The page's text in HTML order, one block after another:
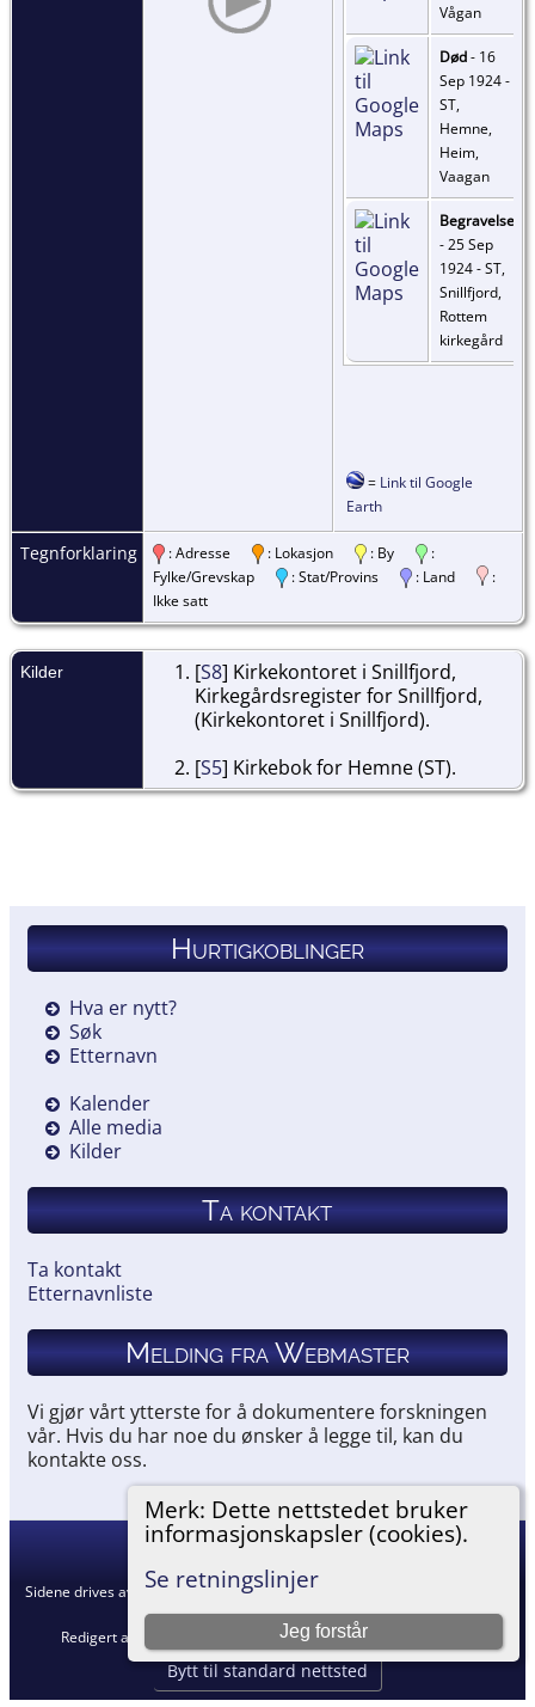
Merk: Dette nettstedet bruker
informasjonskapsler (cookies).
Se retningslinjer
Jeg forstår
Vågan
Død- 16
Sep 1924 -
ST,
Hemne,
Heim,
Vaagan
Begravelse
- 25 Sep
1924 - ST,
Snillfjord,
Rottem
kirkegård
= Link til Google
Earth
Tegnforklaring : Adresse : Lokasjon : By
:
Fylke/Grevskap
: Stat/Provins : Land
:
Ikke satt
Kilder [S8] Kirkekontoret i Snillfjord,
Kirkegårdsregister for Snillfjord,
(Kirkekontoret i Snillfjord).
[S5] Kirkebok for Hemne (ST).
Hurtigkoblinger
Hva er nytt?
Søk
Etternavn
Kalender
Alle media
Kilder
Ta kontakt
Ta kontakt
Etternavnliste
Melding fra Webmaster
Vi gjør vårt ytterste for å dokumentere forskningen
vår. Hvis du har noe du ønsker å legge til, kan du
kontakte oss.
Hemneslekt 2026
Sidene drives av The Next Generation of Genealogy Sitebuilding
Redigert av
Retningslinjer for personvern
Bytt til standard nettsted